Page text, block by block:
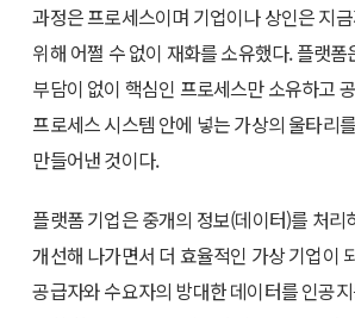
과정은 프로세스이며 기업이나 상인은 지
위해 어쩔 수 없이 재화를 소유했다. 플랫폼
부담이 없이 핵심인 프로세스만 소유하고
프로세스 시스템 안에 넣는 가상의 울타리
만들어낸 것이다.
플랫폼 기업은 중개의 정보(데이터)를 처리
개선해 나가면서 더 효율적인 가상 기업이
공급자와 수요자의 방대한 데이터를 인공